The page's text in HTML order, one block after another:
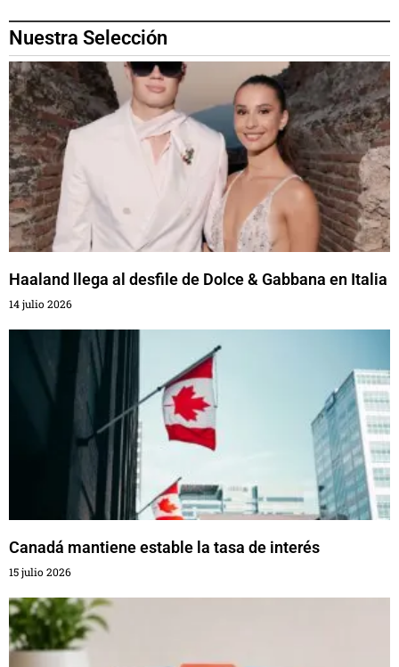
Nuestra Selección
Haaland llega al desfile de Dolce & Gabbana en Italia
14 julio 2026
Canadá mantiene estable la tasa de interés
15 julio 2026